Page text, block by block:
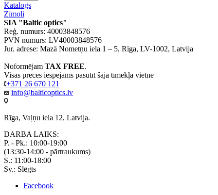
Katalogs
Zīmoli
SIA "Baltic optics"
Reģ. numurs: 40003848576
PVN numurs: LV40003848576
Jur. adrese: Mazā Nometņu iela 1 – 5, Rīga, LV-1002, Latvija
Noformējam TAX FREE.
Visas preces iespējams pasūtīt šajā tīmekļa vietnē
+371 26 670 121
info@balticoptics.lv
Rīga, Vaļņu iela 12, Latvija.
DARBA LAIKS:
P. - Pk.: 10:00-19:00
(13:30-14:00 - pārtraukums)
S.: 11:00-18:00
Sv.: Slēgts
Facebook